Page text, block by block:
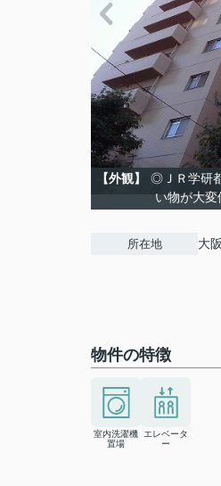
【外観】
◎ＪＲ学研
い物が大
所在地 大
物件の特徴
室内洗濯機
置場
エレベータ
ー